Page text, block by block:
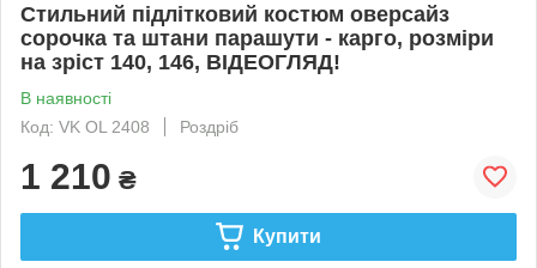
Стильний підлітковий костюм оверсайз
сорочка та штани парашути - карго, розміри
на зріст 140, 146, ВІДЕОГЛЯД!
В наявності
Код: VK OL 2408
Роздріб
1 210 ₴
Купити